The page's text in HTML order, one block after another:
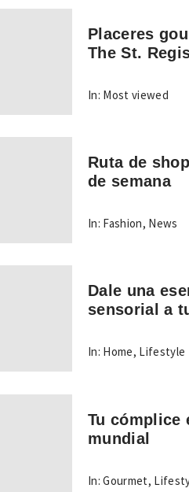
Placeres
The St.
In: Most viewed
Ruta de
de semana
In: Fashion, News
Dale una
sensorial a
In: Home, Lifestyle
Tu cómplice
mundial
In: Gourmet,